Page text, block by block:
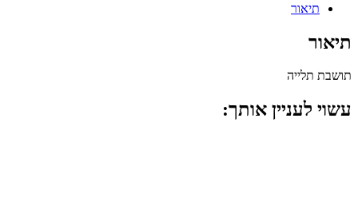
תיאור
תיאור
תושבת תלייה
עשוי לעניין אותך: